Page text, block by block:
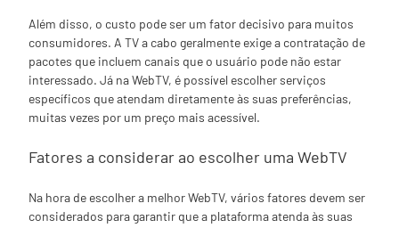
Além disso, o custo pode ser um fator decisivo para muitos
consumidores. A TV a cabo geralmente exige a contratação de
pacotes que incluem canais que o usuário pode não estar
interessado. Já na WebTV, é possível escolher serviços
específicos que atendam diretamente às suas preferências,
muitas vezes por um preço mais acessível.
Fatores a considerar ao escolher uma WebTV
Na hora de escolher a melhor WebTV, vários fatores devem ser
considerados para garantir que a plataforma atenda às suas